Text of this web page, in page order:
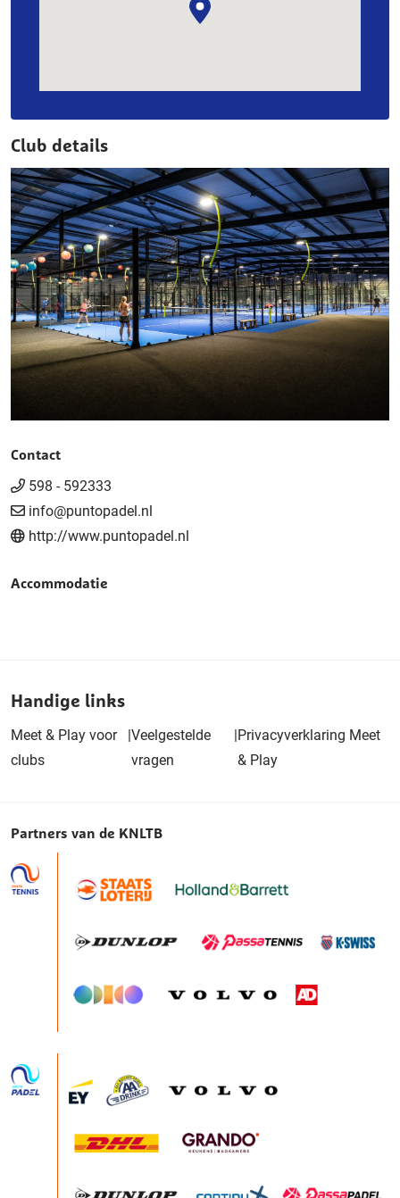
Club details
Contact
598 - 592333
info@puntopadel.nl
http://www.puntopadel.nl
Accommodatie
Handige links
Meet & Play voor
clubs
|Veelgestelde
vragen
|Privacyverklaring Meet
& Play
Partners van de KNLTB